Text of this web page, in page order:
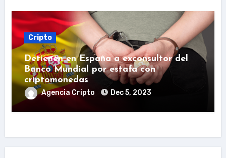
Cripto
Detienen en España a exconsultor del
Banco Mundial por estafa con
criptomonedas
Agencia Cripto Dec 5, 2023